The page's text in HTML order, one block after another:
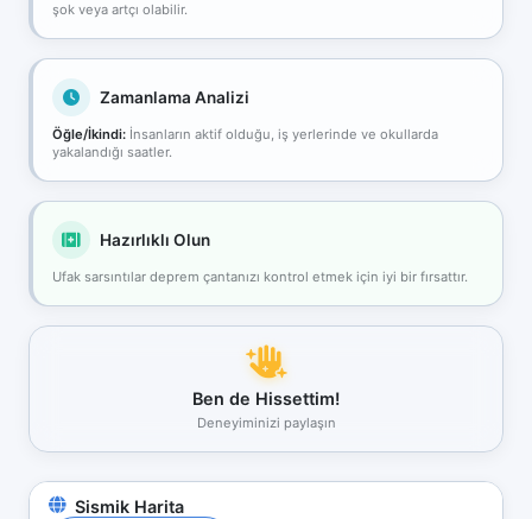
şok veya artçı olabilir.
Zamanlama Analizi
Öğle/İkindi: İnsanların aktif olduğu, iş yerlerinde ve okullarda
yakalandığı saatler.
Hazırlıklı Olun
Ufak sarsıntılar deprem çantanızı kontrol etmek için iyi bir fırsattır.
Ben de Hissettim!
Deneyiminizi paylaşın
Sismik Harita